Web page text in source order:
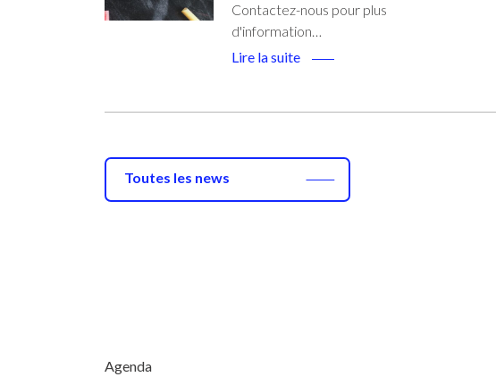
Contactez-nous pour plus
d'information…
Lire la suite
Toutes les news
Agenda